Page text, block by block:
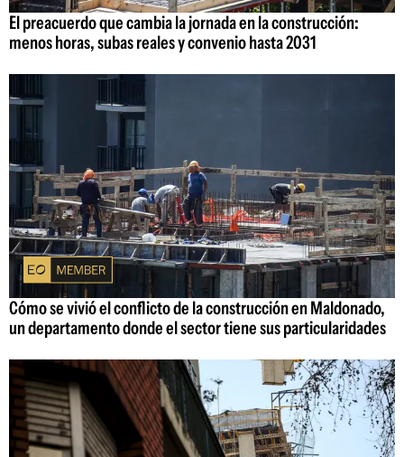
El preacuerdo que cambia la jornada en la construcción:
menos horas, subas reales y convenio hasta 2031
Cómo se vivió el conflicto de la construcción en Maldonado,
un departamento donde el sector tiene sus particularidades